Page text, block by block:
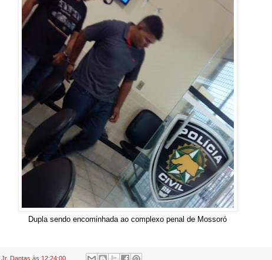
Dupla sendo encominhada ao complexo penal de Mossoró
Jr. Dantas às 12:24:00